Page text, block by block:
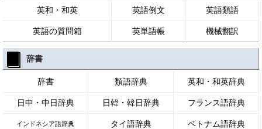
英和・和英 英語例文 英語類語
英語の質問箱 英単語帳 機械翻訳
辞書
辞書 類語辞典 英和・和英辞典
日中・中日辞典 日韓・韓日辞典 フランス語辞典
インドネシア語辞典 タイ語辞典 ベトナム語辞典